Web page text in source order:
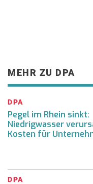
MEHR ZU DPA
DPA
Pegel im Rhein sinkt:
Niedrigwasser
Kosten für
DPA